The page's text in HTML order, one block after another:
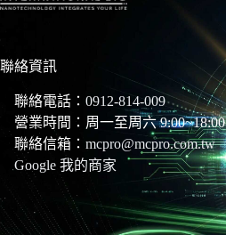
聯絡資訊
聯絡電話： 0912-814-009
營業時間：周一至周六 9:00~18:00
聯絡信箱： mcpro@mcpro.com.tw
Google 我的商家